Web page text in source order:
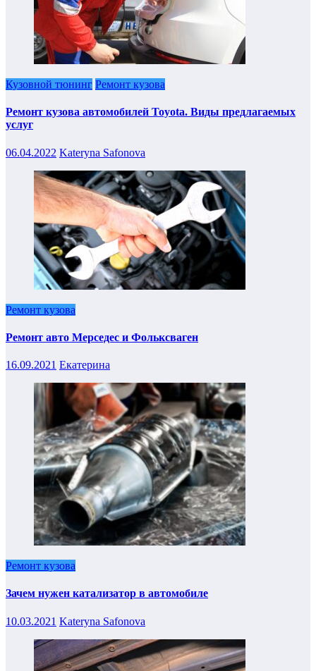
Кузовной тюнинг Ремонт кузова
Ремонт кузова автомобилей Toyota. Виды предлагаемых
услуг
06.04.2022 Kateryna Safonova
Ремонт кузова
Ремонт авто Мерседес и Фольксваген
16.09.2021 Екатерина
Ремонт кузова
Зачем нужен катализатор в автомобиле
10.03.2021 Kateryna Safonova